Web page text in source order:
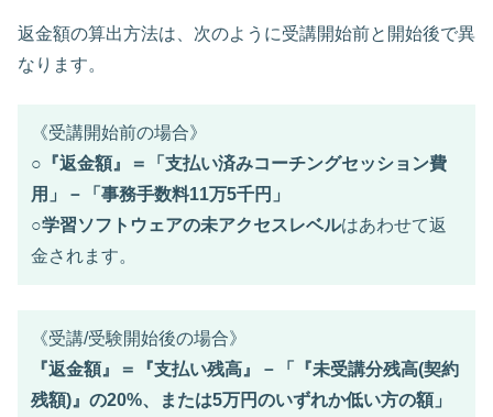
返金額の算出方法は、次のように受講開始前と開始後で異
なります。
《受講開始前の場合》
○ 『返金額』＝「支払い済みコーチングセッション費
用」－「事務手数料11万5千円」
○学習ソフトウェアの未アクセスレベルはあわせて返
金されます。
《受講/受験開始後の場合》
『返金額』＝『支払い残高』－「『未受講分残高(契約
残額)』の20%、または5万円のいずれか低い方の額」